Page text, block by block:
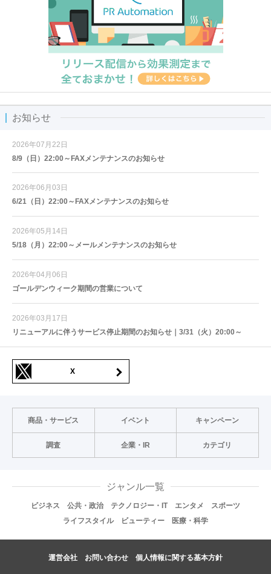
お知らせ
2026年07月22日
8/9（日）22:00～FAXメンテナンスのお知らせ
2026年06月03日
6/21（日）22:00～FAXメンテナンスのお知らせ
2026年05月14日
5/18（月）22:00～メールメンテナンスのお知らせ
2026年04月06日
ゴールデンウィーク期間の営業について
2026年03月17日
リニューアルに伴うサービス停止期間のお知らせ｜3/31（火）20:00～
X
商品・サービス イベント キャンペーン
調査 企業・IR カテゴリ
ジャンル一覧
ビジネス 公共・政治 テクノロジー・IT エンタメ
スポーツ
ライフスタイル
ビューティー 医療・科学
運営会社 お問い合わせ 個人情報に関する基本方針